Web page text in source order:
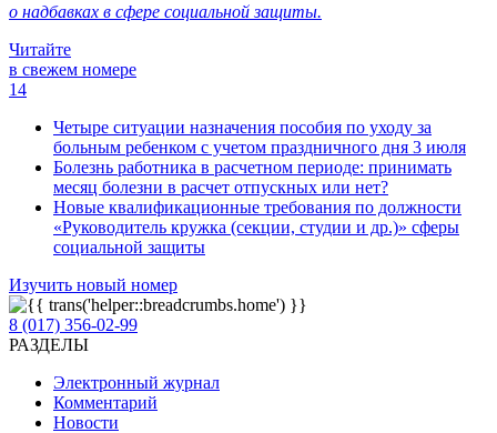
о надбавках в сфере социальной защиты.
Читайте
в свежем номере
14
Четыре ситуации назначения пособия по уходу за
больным ребенком с учетом праздничного дня 3 июля
Болезнь работника в расчетном периоде: принимать
месяц болезни в расчет отпускных или нет?
Новые квалификационные требования по должности
«Руководитель кружка (секции, студии и др.)» сферы
социальной защиты
Изучить новый номер
8 (017) 356-02-99
РАЗДЕЛЫ
Электронный журнал
Комментарий
Новости